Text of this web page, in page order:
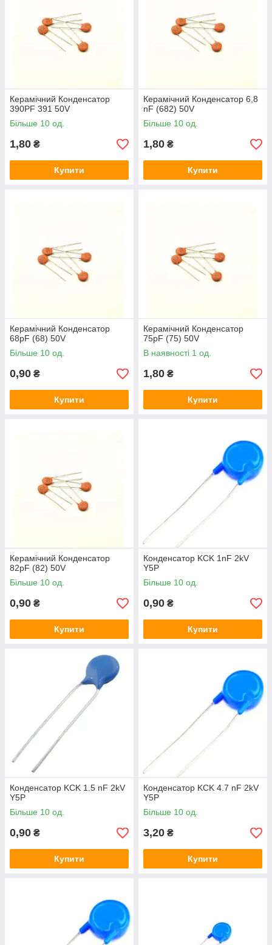
Керамічний Конденсатор
390PF 391 50V
Більше 10 од.
1,80 ₴
Купити
Керамічний Конденсатор 6,8
nF (682) 50V
Більше 10 од.
1,80 ₴
Купити
Керамічний Конденсатор
68pF (68) 50V
Більше 10 од.
0,90 ₴
Купити
Керамічний Конденсатор
75pF (75) 50V
В наявності 1 од.
1,80 ₴
Купити
Керамічний Конденсатор
82pF (82) 50V
Більше 10 од.
0,90 ₴
Купити
Конденсатор KCK 1nF 2kV
Y5P
Більше 10 од.
0,90 ₴
Купити
Конденсатор KCK 1.5 nF 2kV
Y5P
Більше 10 од.
0,90 ₴
Купити
Конденсатор KCK 4.7 nF 2kV
Y5P
Більше 10 од.
3,20 ₴
Купити